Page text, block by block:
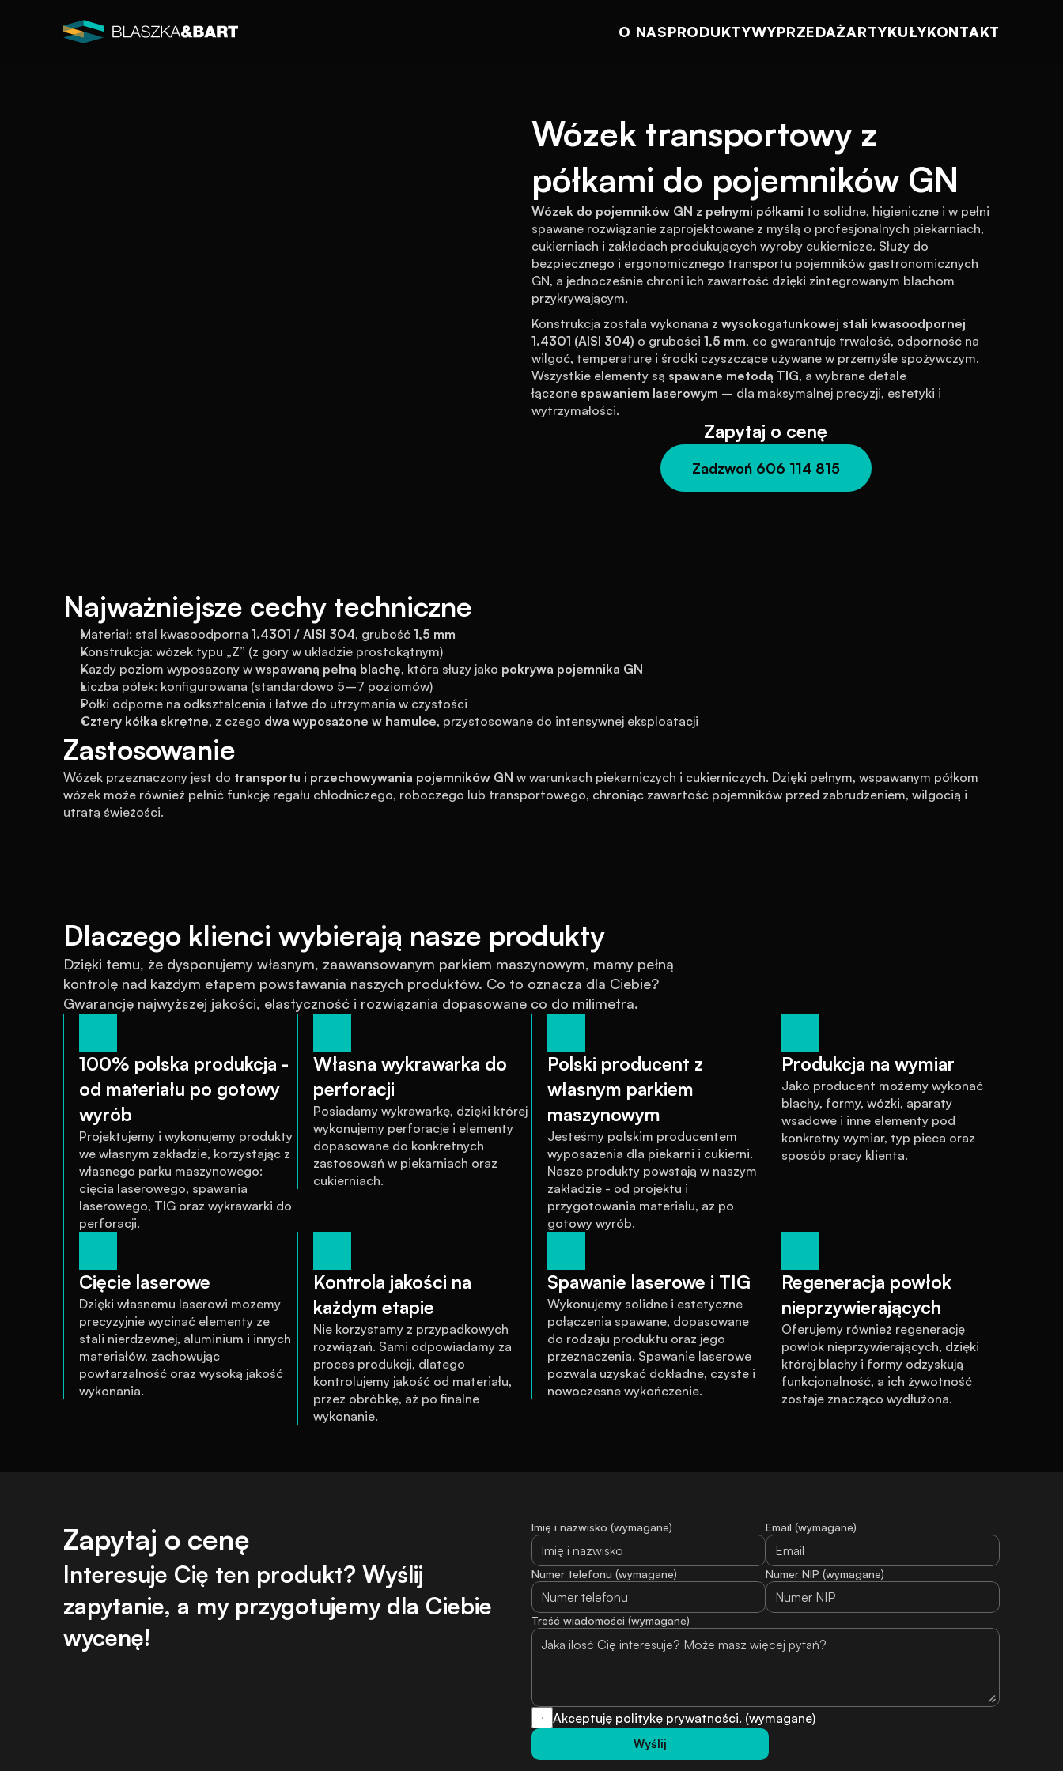
O NASPRODUKTYWYPRZEDAŻARTYKUŁYKONTAKT
Wózek transportowy z
półkami do pojemników GN
Wózek do pojemników GN z pełnymi półkami to solidne, higieniczne i w pełni
spawane rozwiązanie zaprojektowane z myślą o profesjonalnych piekarniach,
cukierniach i zakładach produkujących wyroby cukiernicze. Służy do
bezpiecznego i ergonomicznego transportu pojemników gastronomicznych
GN, a jednocześnie chroni ich zawartość dzięki zintegrowanym blachom
przykrywającym.
Konstrukcja została wykonana z wysokogatunkowej stali kwasoodpornej
1.4301 (AISI 304) o grubości 1,5 mm, co gwarantuje trwałość, odporność na
wilgoć, temperaturę i środki czyszczące używane w przemyśle spożywczym.
Wszystkie elementy są spawane metodą TIG, a wybrane detale
łączone spawaniem laserowym – dla maksymalnej precyzji, estetyki i
wytrzymałości.
Zapytaj o cenę
Zadzwoń 606 114 815
Najważniejsze cechy techniczne
Materiał: stal kwasoodporna 1.4301 / AISI 304, grubość 1,5 mm
Konstrukcja: wózek typu „Z” (z góry w układzie prostokątnym)
Każdy poziom wyposażony w wspawaną pełną blachę, która służy jako pokrywa pojemnika GN
Liczba półek: konfigurowana (standardowo 5–7 poziomów)
Półki odporne na odkształcenia i łatwe do utrzymania w czystości
Cztery kółka skrętne, z czego dwa wyposażone w hamulce, przystosowane do intensywnej eksploatacji
Zastosowanie
Wózek przeznaczony jest do transportu i przechowywania pojemników GN w warunkach piekarniczych i cukierniczych. Dzięki pełnym, wspawanym półkom
wózek może również pełnić funkcję regału chłodniczego, roboczego lub transportowego, chroniąc zawartość pojemników przed zabrudzeniem, wilgocią i
utratą świeżości.
Dlaczego klienci wybierają nasze produkty
Dzięki temu, że dysponujemy własnym, zaawansowanym parkiem maszynowym, mamy pełną
kontrolę nad każdym etapem powstawania naszych produktów. Co to oznacza dla Ciebie?
Gwarancję najwyższej jakości, elastyczność i rozwiązania dopasowane co do milimetra.
100% polska produkcja -
od materiału po gotowy
wyrób
Projektujemy i wykonujemy produkty
we własnym zakładzie, korzystając z
własnego parku maszynowego:
cięcia laserowego, spawania
laserowego, TIG oraz wykrawarki do
perforacji.
Własna wykrawarka do
perforacji
Posiadamy wykrawarkę, dzięki której
wykonujemy perforacje i elementy
dopasowane do konkretnych
zastosowań w piekarniach oraz
cukierniach.
Polski producent z
własnym parkiem
maszynowym
Jesteśmy polskim producentem
wyposażenia dla piekarni i cukierni.
Nasze produkty powstają w naszym
zakładzie - od projektu i
przygotowania materiału, aż po
gotowy wyrób.
Produkcja na wymiar
Jako producent możemy wykonać
blachy, formy, wózki, aparaty
wsadowe i inne elementy pod
konkretny wymiar, typ pieca oraz
sposób pracy klienta.
Cięcie laserowe
Dzięki własnemu laserowi możemy
precyzyjnie wycinać elementy ze
stali nierdzewnej, aluminium i innych
materiałów, zachowując
powtarzalność oraz wysoką jakość
wykonania.
Kontrola jakości na
każdym etapie
Nie korzystamy z przypadkowych
rozwiązań. Sami odpowiadamy za
proces produkcji, dlatego
kontrolujemy jakość od materiału,
przez obróbkę, aż po finalne
wykonanie.
Spawanie laserowe i TIG
Wykonujemy solidne i estetyczne
połączenia spawane, dopasowane
do rodzaju produktu oraz jego
przeznaczenia. Spawanie laserowe
pozwala uzyskać dokładne, czyste i
nowoczesne wykończenie.
Regeneracja powłok
nieprzywierających
Oferujemy również regenerację
powłok nieprzywierających, dzięki
której blachy i formy odzyskują
funkcjonalność, a ich żywotność
zostaje znacząco wydłużona.
Zapytaj o cenę
Interesuje Cię ten produkt? Wyślij
zapytanie, a my przygotujemy dla Ciebie
wycenę!
Imię i nazwisko (wymagane) Email (wymagane)
Numer telefonu (wymagane) Numer NIP (wymagane)
Treść wiadomości (wymagane)
Akceptuję politykę prywatności. (wymagane)
Wyślij